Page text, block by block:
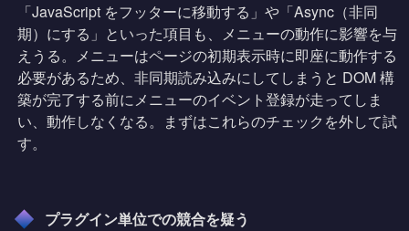
「JavaScript をフッターに移動する」や「Async（非同
期）にする」といった項目も、メニューの動作に影響を与
えうる。メニューはページの初期表示時に即座に動作する
必要があるため、非同期読み込みにしてしまうと DOM 構
築が完了する前にメニューのイベント登録が走ってしま
い、動作しなくなる。まずはこれらのチェックを外して試
す。
プラグイン単位での競合を疑う